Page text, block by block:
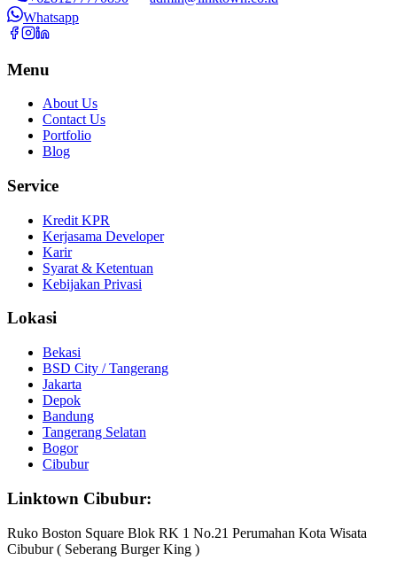
Whatsapp
Menu
About Us
Contact Us
Portfolio
Blog
Service
Kredit KPR
Kerjasama Developer
Karir
Syarat & Ketentuan
Kebijakan Privasi
Lokasi
Bekasi
BSD City / Tangerang
Jakarta
Depok
Bandung
Tangerang Selatan
Bogor
Cibubur
Linktown Cibubur:
Ruko Boston Square Blok RK 1 No.21 Perumahan Kota Wisata
Cibubur ( Seberang Burger King )